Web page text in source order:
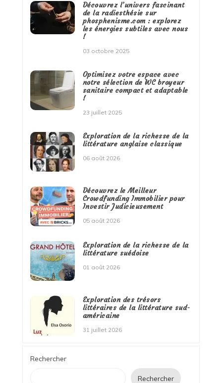
Découvrez l’univers fascinant
de la radiesthésie sur
phosphenisme.com : explorez
les énergies subtiles avec nous
!
03 octobre 2025
Optimisez votre espace avec
notre sélection de WC broyeur
sanitaire compact et adaptable
!
23 juillet 2025
Exploration de la richesse de la
littérature anglaise classique
06 août 2026
Découvrez le Meilleur
Crowdfunding Immobilier pour
Investir Judicieusement
05 août 2026
Exploration de la richesse de la
littérature suédoise
01 août 2026
Exploration des trésors
littéraires de la littérature sud-
américaine
31 juillet 2026
Rechercher
Rechercher